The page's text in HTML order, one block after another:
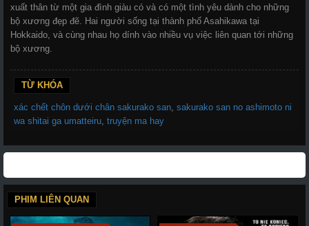
xuất thân từ một gia đình giàu có và có một tình yêu dành cho những
bộ xương đẹp đẽ. Hai người sống tại thành phố Asahikawa tại
Hokkaido, và cùng nhau họ dính vào nhiều vụ việc liên quan tới những
bộ xương.
TỪ KHÓA
xác chết chôn dưới chân sakurako san, sakurako san no ashimoto ni
wa shitai ga umatteiru, truyện ma hay
PHIM LIÊN QUAN